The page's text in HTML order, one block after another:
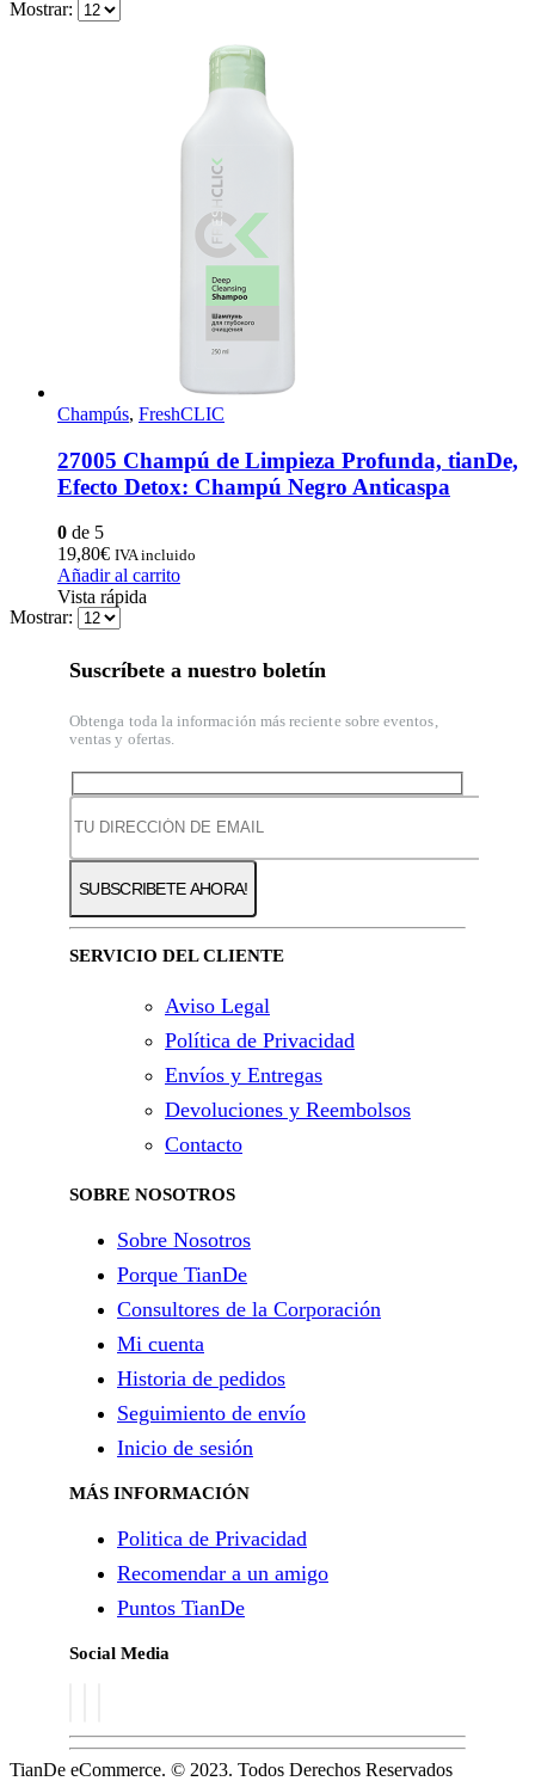
Mostrar:
Champús, FreshCLIC
27005 Champú de Limpieza Profunda, tianDe,
Efecto Detox: Champú Negro Anticaspa
0 de 5
19,80€ IVA incluido
Añadir al carrito
Vista rápida
Mostrar:
Suscríbete a nuestro boletín
Obtenga toda la información más reciente sobre eventos,
ventas y ofertas.
SERVICIO DEL CLIENTE
Aviso Legal
Política de Privacidad
Envíos y Entregas
Devoluciones y Reembolsos
Contacto
SOBRE NOSOTROS
Sobre Nosotros
Porque TianDe
Consultores de la Corporación
Mi cuenta
Historia de pedidos
Seguimiento de envío
Inicio de sesión
MÁS INFORMACIÓN
Politica de Privacidad
Recomendar a un amigo
Puntos TianDe
Social Media
TianDe eCommerce. © 2023. Todos Derechos Reservados